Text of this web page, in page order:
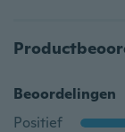
Beoordelingen
Positief